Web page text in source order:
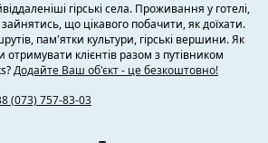
гірські села. Проживання у готелі,
що цікавого побачити, як доїхати.
пам'ятки культури, гірські вершини. Як
клієнтів разом з путівником
Додайте Ваш об'єкт - це безкоштовно!
(073) 757-83-03